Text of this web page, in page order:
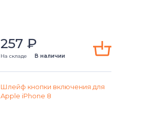
257 ₽
На складе В наличии
Шлейф кнопки включения для
Apple iPhone 8